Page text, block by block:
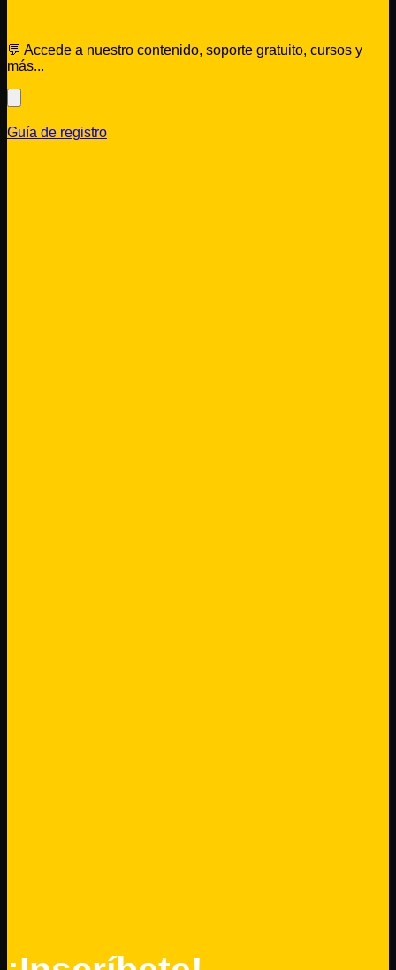
💬 Accede a nuestro contenido, soporte gratuito, cursos y
más...
Guía de registro